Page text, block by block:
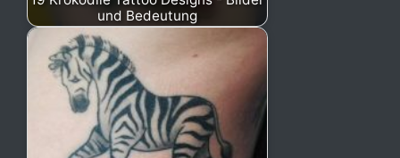
und Bedeutung